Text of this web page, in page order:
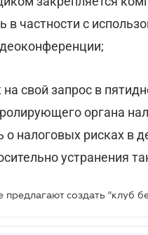
в частности с
свой запрос в
органа
о налоговых рисках в
устранения
предлагают создать "клуб